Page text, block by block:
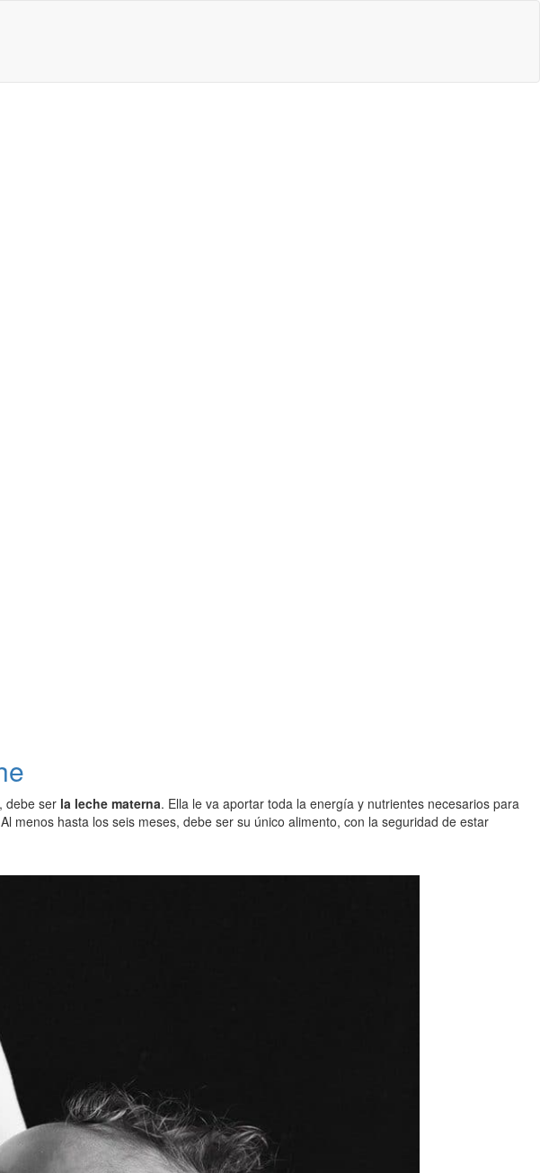
debe ser la leche materna. Ella le va aportar toda la energía y nutrientes necesarios para
menos hasta los seis meses, debe ser su único alimento, con la seguridad de estar